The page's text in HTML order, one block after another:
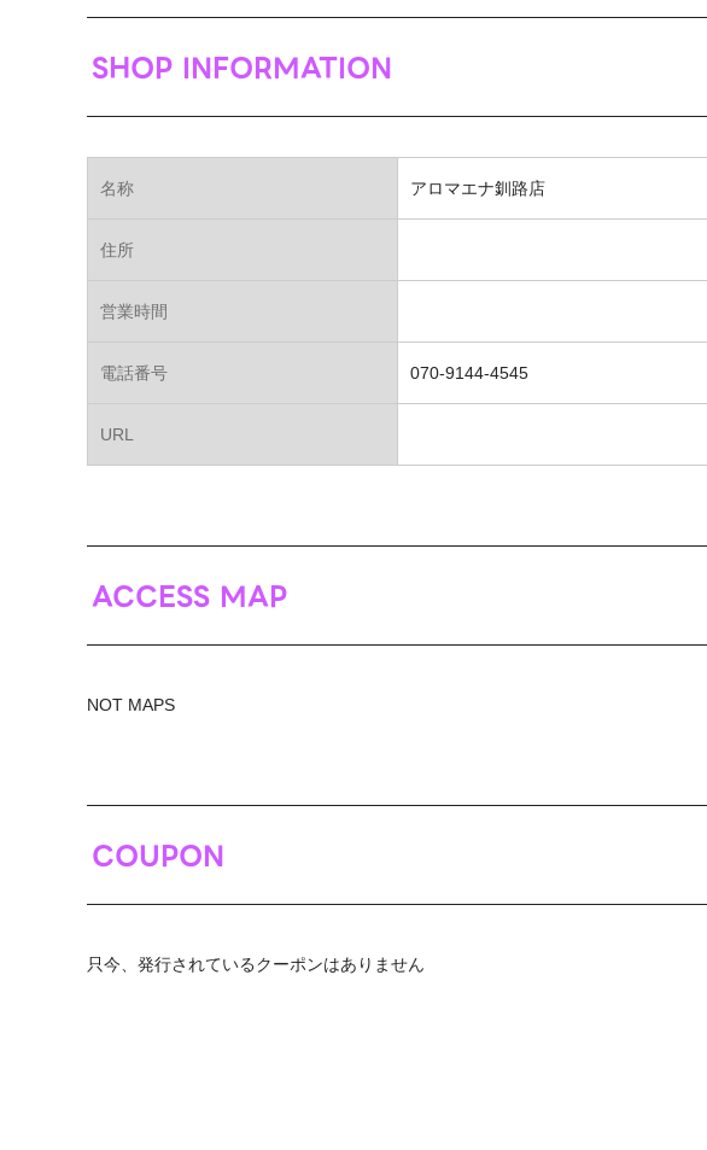
SHOP INFORMATION
名称 アロマエナ釧路店
住所
営業時間
電話番号 070-9144-4545
URL
ACCESS MAP
NOT MAPS
COUPON
只今、発行されているクーポンはありません